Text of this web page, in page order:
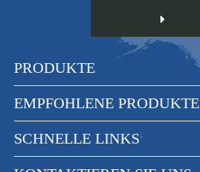
PRODUKTE
EMPFOHLENE PRODUKTE
SCHNELLE LINKS